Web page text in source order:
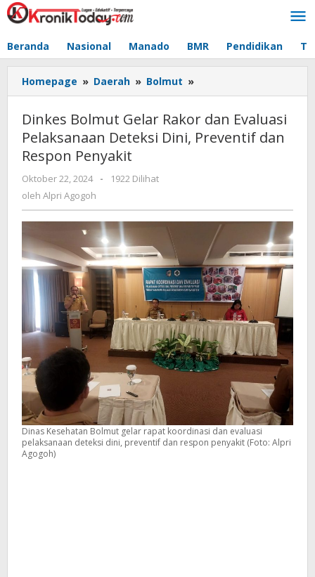
Lewati
ke
Beranda Nasional Manado BMR Pendidikan
Homepage » Daerah » Bolmut »
Bolmut
Gelar
Rakor
dan
Preventif
Respon
Penyakit
Dinkes Bolmut Gelar Rakor dan Evaluasi
Pelaksanaan Deteksi Dini, Preventif dan
Respon Penyakit
Oktober 22, 2024
oleh
-
1922 Dilihat
oleh Alpri Agogoh
Dinas Kesehatan Bolmut gelar rapat koordinasi dan evaluasi
pelaksanaan deteksi dini, preventif dan respon penyakit (Foto: Alpri
Agogoh)